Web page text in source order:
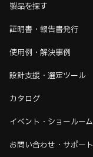
製品を探す
証明書・報告書発行
使用例・解決事例
設計支援・選定ツール
カタログ
イベント・ショールーム
お問い合わせ・サポート